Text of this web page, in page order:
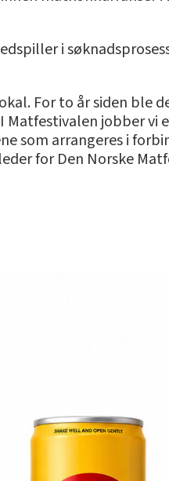
i
For to år siden ble
Matfestivalen jobber vi
som arrangeres i
for Den Norske